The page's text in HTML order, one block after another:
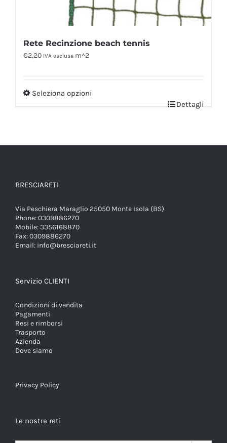
Rete Recinzione beach tennis
€2,20 IVA esclusa m^2
Seleziona opzioni
Dettagli
BRESCIARETI
Via Peschiera Maraglio 25050 Monte Isola (BS)
Phone:0309886270
Mobile:3356168870
Fax:0309886270
Email: info@bresciareti.it
Servizio CLIENTI
Condizioni di vendita
Pagamenti
Resi e rimborsi
Trasporto
Azienda
Dove siamo
Privacy Policy
Le nostre reti
